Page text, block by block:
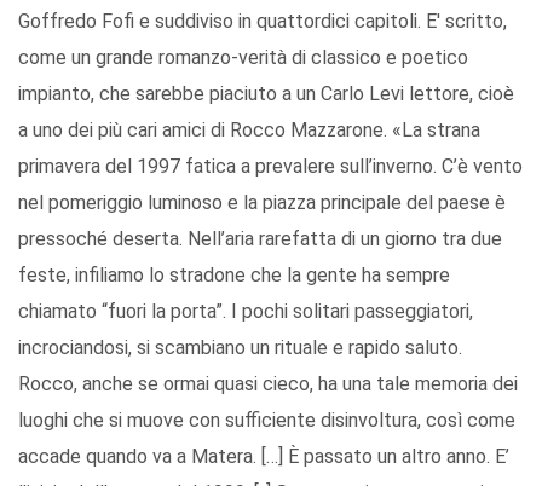
Goffredo Fofi e suddiviso in quattordici capitoli. E' scritto,
come un grande romanzo-verità di classico e poetico
impianto, che sarebbe piaciuto a un Carlo Levi lettore, cioè
a uno dei più cari amici di Rocco Mazzarone. «La strana
primavera del 1997 fatica a prevalere sull’inverno. C’è vento
nel pomeriggio luminoso e la piazza principale del paese è
pressoché deserta. Nell’aria rarefatta di un giorno tra due
feste, infiliamo lo stradone che la gente ha sempre
chiamato “fuori la porta”. I pochi solitari passeggiatori,
incrociandosi, si scambiano un rituale e rapido saluto.
Rocco, anche se ormai quasi cieco, ha una tale memoria dei
luoghi che si muove con sufficiente disinvoltura, così come
accade quando va a Matera. […] È passato un altro anno. E’